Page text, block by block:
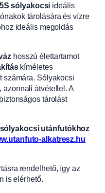
sólyakocsi ideális
tárolására és vízre
ideális megoldás
hosszú élettartamot
kíméletes
számára. Sólyakocsi
azonnali átvétellel. A
tárolást
sólyakocsi utánfutókhoz
alkatresz.hu
rendelhető, így az
is elérhető.